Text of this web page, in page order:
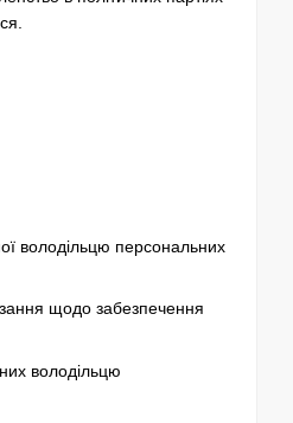
володільцю персональних
щодо забезпечення
володільцю